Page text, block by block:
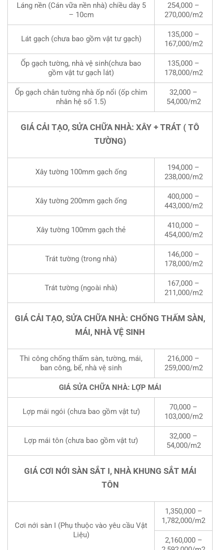
Láng nền (Cán vữa nền nhà) chiều dày 5
– 10cm
254,000 –
270,000/m2
Lát gạch (chưa bao gồm vật tư gạch)
135,000 –
167,000/m2
Ốp gạch tường, nhà vệ sinh(chưa bao
gồm vật tư gạch lát)
135,000 –
178,000/m2
Ốp gạch chân tường nhà ốp nổi (ốp chìm
nhân hệ số 1.5)
32,000 –
54,000/m2
GIÁ CẢI TẠO, SỬA CHỮA NHÀ: XÂY + TRÁT ( TÔ
TƯỜNG)
Xây tường 100mm gạch ống
194,000 –
238,000/m2
Xây tường 200mm gạch ống
400,000 –
443,000/m2
Xây tường 100mm gạch thẻ
410,000 –
454,000/m2
Trát tường (trong nhà)
146,000 –
178,000/m2
Trát tường (ngoài nhà)
167,000 –
211,000/m2
GIÁ CẢI TẠO, SỬA CHỮA NHÀ: CHỐNG THẤM SÀN,
MÁI, NHÀ VỆ SINH
Thi công chống thấm sàn, tường, mái,
ban công, bể, nhà vệ sinh
216,000 –
259,000/m2
GIÁ SỬA CHỮA NHÀ: LỢP MÁI
Lợp mái ngói (chưa bao gồm vật tư)
70,000 –
103,000/m2
Lợp mái tôn (chưa bao gồm vật tư)
32,000 –
54,000/m2
GIÁ CƠI NỚI SÀN SẮT I, NHÀ KHUNG SẮT MÁI
TÔN
Cơi nới sàn I (Phụ thuộc vào yêu cầu Vật
Liệu)
1,350,000 –
1,782,000/m2
2,160,000 –